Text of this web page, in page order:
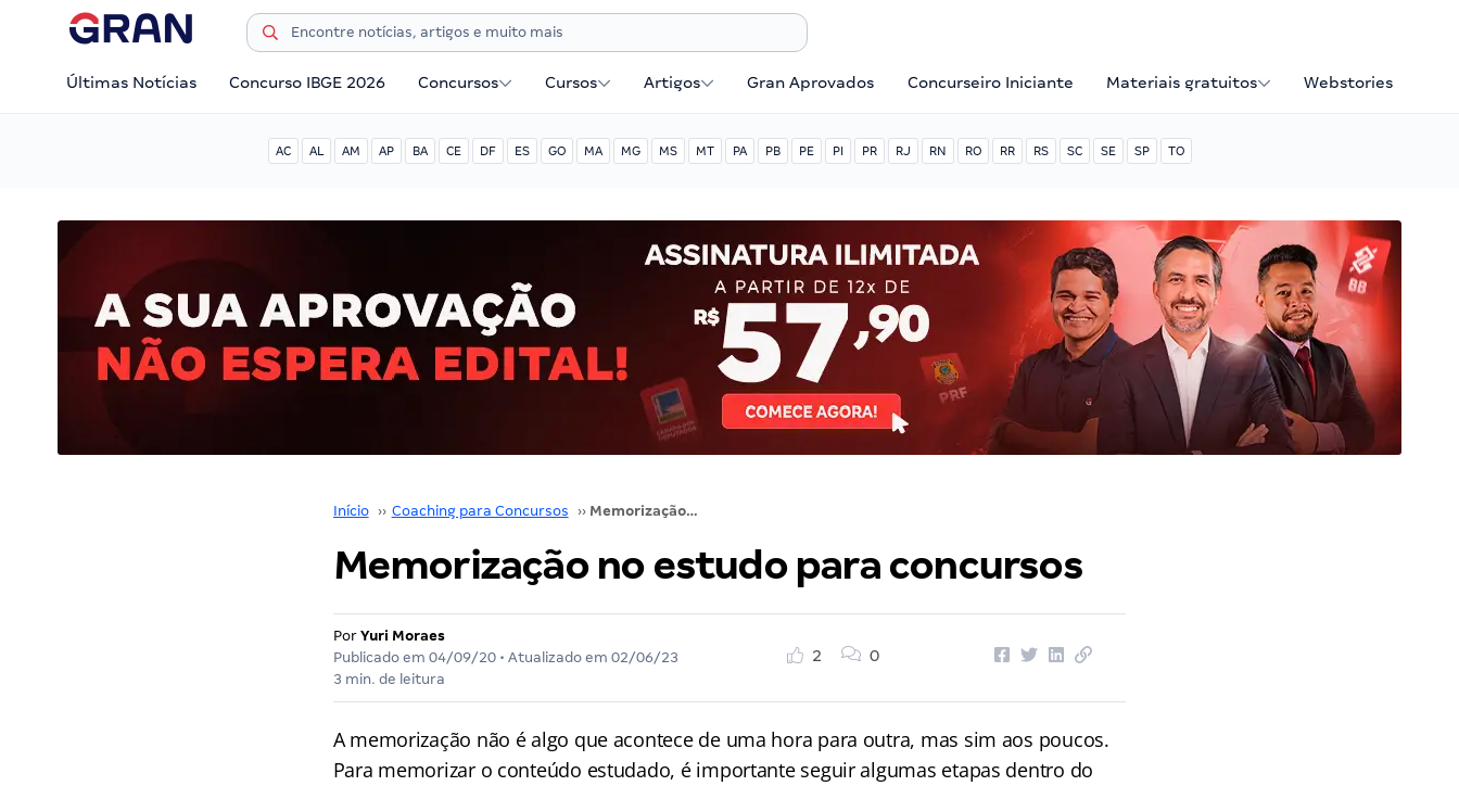
Últimas Notícias Concurso IBGE 2026 Concursos Cursos Artigos Gran Aprovados Concurseiro Iniciante Materiais gratuitos Webstories
AC AL AM AP BA CE DF ES GO MA MG MS MT PA PB PE PI PR RJ RN RO RR RS SC SE SP TO
Início ›› Coaching para Concursos ›› Memorização no estudo para concursos
Memorização no estudo para concursos
Por Yuri Moraes
Publicado em 04/09/20• Atualizado em 02/06/23
3 min. de leitura
2 0
A memorização não é algo que acontece de uma hora para outra, mas sim aos poucos.
Para memorizar o conteúdo estudado, é importante seguir algumas etapas dentro do